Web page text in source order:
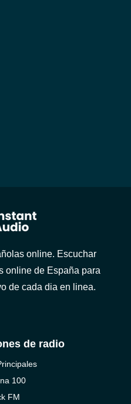
online. Escuchar
online de España para
de cada dia en linea.
de radio
100
FM